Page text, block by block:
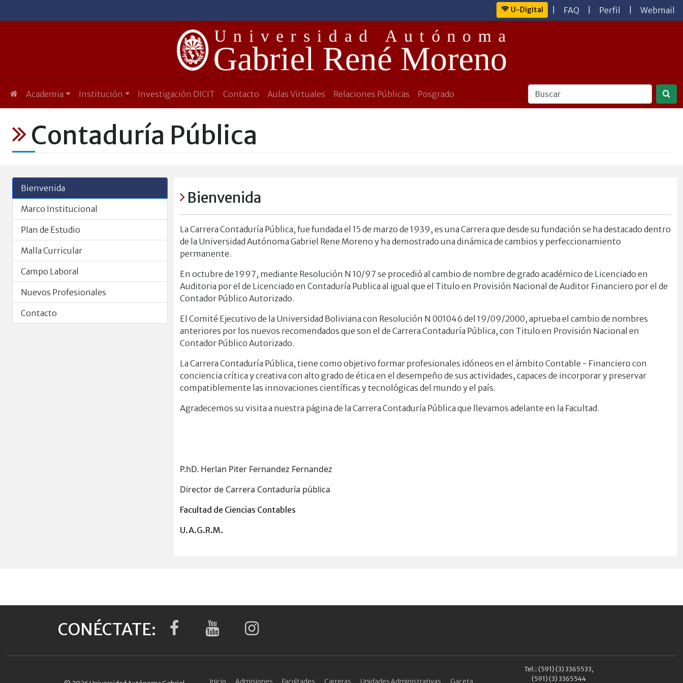
U-Digital FAQ Perfil Webmail
Academia Institución Investigación DICIT Contacto Aulas Virtuales Relaciones Públicas Posgrado
Contaduría Pública
Bienvenida
Marco Institucional
Plan de Estudio
Malla Curricular
Campo Laboral
Nuevos Profesionales
Contacto
Bienvenida
La Carrera Contaduría Pública, fue fundada el 15 de marzo de 1939, es una Carrera que desde su fundación se ha destacado dentro
de la Universidad Autónoma Gabriel Rene Moreno y ha demostrado una dinámica de cambios y perfeccionamiento
permanente.
En octubre de 1997, mediante Resolución N 10/97 se procedió al cambio de nombre de grado académico de Licenciado en
Auditoria por el de Licenciado en Contaduría Publica al igual que el Titulo en Provisión Nacional de Auditor Financiero por el de
Contador Público Autorizado.
El Comité Ejecutivo de la Universidad Boliviana con Resolución N 001046 del 19/09/2000, aprueba el cambio de nombres
anteriores por los nuevos recomendados que son el de Carrera Contaduría Pública, con Titulo en Provisión Nacional en
Contador Público Autorizado.
La Carrera Contaduría Pública, tiene como objetivo formar profesionales idóneos en el ámbito Contable - Financiero con
conciencia crítica y creativa con alto grado de ética en el desempeño de sus actividades, capaces de incorporar y preservar
compatiblemente las innovaciones científicas y tecnológicas del mundo y el país.
Agradecemos su visita a nuestra página de la Carrera Contaduría Pública que llevamos adelante en la Facultad.
P.hD. Herlan Piter Fernandez Fernandez
Director de Carrera Contaduría pública
Facultad de Ciencias Contables
U.A.G.R.M.
CONÉCTATE:
Inicio Admisiones Facultades Carreras Unidades Administrativas Gaceta
Tel.: (591) (3) 3365533,
(591) (3) 3365544